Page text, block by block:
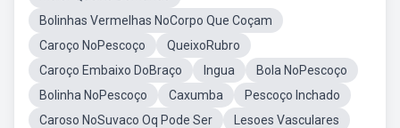
Bolinhas Vermelhas NoCorpo Que Coçam
Caroço NoPescoço
QueixoRubro
Caroço Embaixo DoBraço
Ingua
Bola NoPescoço
Bolinha NoPescoço
Caxumba
Pescoço Inchado
Caroso NoSuvaco Oq Pode Ser
Lesoes Vasculares